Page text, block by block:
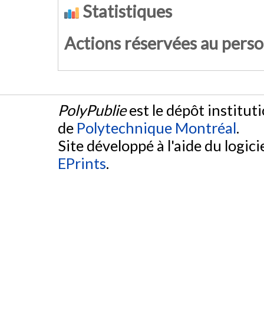
Statistiques
Actions réservées au
PolyPublieest le dépôt
de Polytechnique Montréal.
Site développé à l'aide du
EPrints.